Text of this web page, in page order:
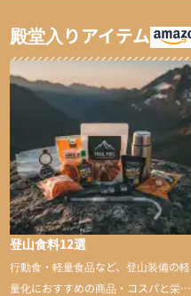
殿堂入りアイテム
登山食料12選
行動食・軽量食品など、登山装備の軽
量化におすすめの商品・コスパと栄養